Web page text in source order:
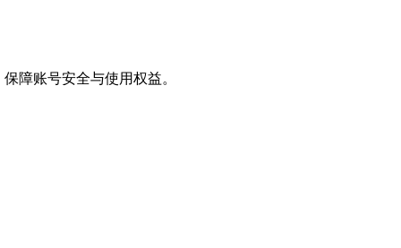
障账号安全与使用权益。